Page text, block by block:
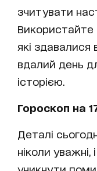
зчитувати
Використайте
які здавалися
вдалий день
історією.
Гороскоп на
Деталі
ніколи
уникнути